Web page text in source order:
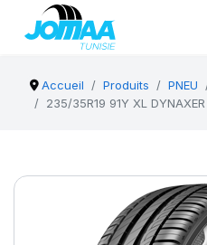
Accueil Produits PNEU
235/35R19 91Y XL DYNAXER